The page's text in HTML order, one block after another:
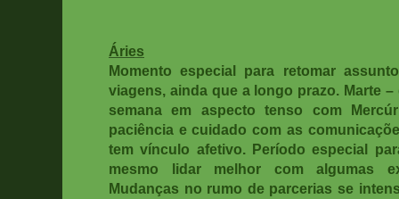
Áries
Momento especial para retomar
viagens, ainda que a longo prazo. Marte
semana em aspecto tenso com
paciência e cuidado com as
tem vínculo afetivo. Período especial
mesmo lidar melhor com algumas
Mudanças no rumo de parcerias se